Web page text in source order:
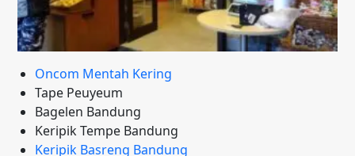
Oncom Mentah Kering
Tape Peuyeum
Bagelen Bandung
Keripik Tempe Bandung
Keripik Basreng Bandung